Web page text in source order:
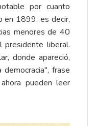
por cuanto
en 1899, es decir,
menores de 40
liberal.
donde apareció,
frase
pueden leer